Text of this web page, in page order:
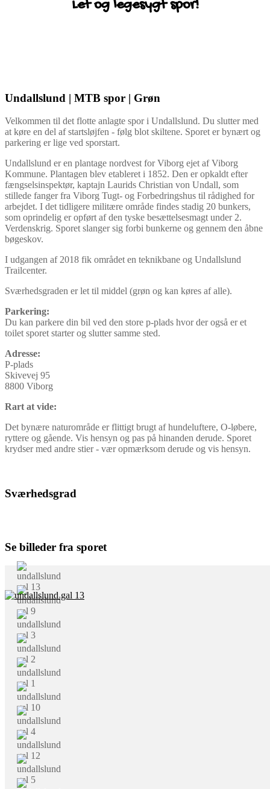
Let og legesygt spor!
Undallslund | MTB spor | Grøn
Velkommen til det flotte anlagte spor i Undallslund. Du slutter med
at køre en del af startsløjfen - følg blot skiltene. Sporet er bynært og
parkering er lige ved sporstart.
Undallslund er en plantage nordvest for Viborg ejet af Viborg
Kommune. Plantagen blev etableret i 1852. Den er opkaldt efter
fængselsinspektør, kaptajn Laurids Christian von Undall, som
stillede fanger fra Viborg Tugt- og Forbedringshus til rådighed for
arbejdet. I det tidligere militære område findes stadig 20 bunkers,
som oprindelig er opført af den tyske besættelsesmagt under 2.
Verdenskrig. Sporet slanger sig forbi bunkerne og gennem den åbne
bøgeskov.
I udgangen af 2018 fik området en teknikbane og Undallslund
Trailcenter.
Sværhedsgraden er let til middel (grøn og kan køres af alle).
Parkering:
Du kan parkere din bil ved den store p-plads hvor der også er et
toilet sporet starter og slutter samme sted.
Adresse:
P-plads
Skivevej 95
8800 Viborg
Rart at vide:
Det bynære naturområde er flittigt brugt af hundeluftere, O-løbere,
ryttere og gående. Vis hensyn og pas på hinanden derude. Sporet
krydser med andre stier - vær opmærksom derude og vis hensyn.
Sværhedsgrad
Se billeder fra sporet